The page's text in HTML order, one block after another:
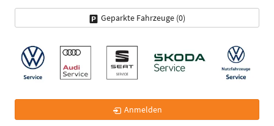
Geparkte Fahrzeuge (0)
Anmelden